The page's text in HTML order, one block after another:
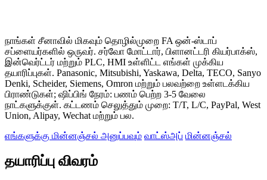
நாங்கள் சீனாவில் மிகவும் தொழில்முறை FA ஒன்-ஸ்டாப்
சப்ளையர்களில் ஒருவர். சர்வோ மோட்டார், பிளானட்டரி கியர்பாக்ஸ்,
இன்வெர்ட்டர் மற்றும் PLC, HMI உள்ளிட்ட எங்கள் முக்கிய
தயாரிப்புகள். Panasonic, Mitsubishi, Yaskawa, Delta, TECO, Sanyo
Denki, Scheider, Siemens, Omron மற்றும் பலவற்றை உள்ளடக்கிய
பிராண்டுகள்; ஷிப்பிங் நேரம்: பணம் பெற்ற 3-5 வேலை
நாட்களுக்குள். கட்டணம் செலுத்தும் முறை: T/T, L/C, PayPal, West
Union, Alipay, Wechat மற்றும் பல.
எங்களுக்கு மின்னஞ்சல் அனுப்பவும் வாட்ஸ்அப் மின்னஞ்சல்
தயாரிப்பு விவரம்